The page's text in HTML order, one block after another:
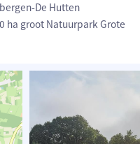
De Hutten
ha groot Natuurpark Grote